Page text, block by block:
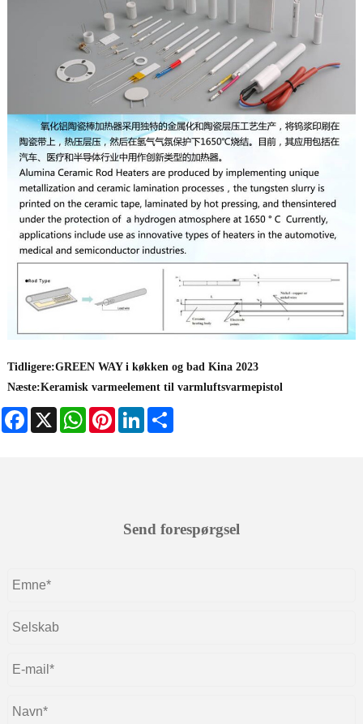
Tidligere:GREEN WAY i køkken og bad Kina 2023
Næste:Keramisk varmeelement til varmluftsvarmepistol
Facebook
X WhatsAppPinterestLinkedIn
Send forespørgsel